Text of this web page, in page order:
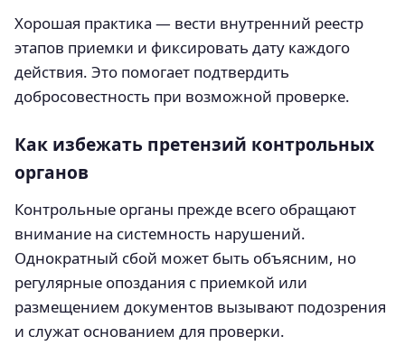
Хорошая практика — вести внутренний реестр
этапов приемки и фиксировать дату каждого
действия. Это помогает подтвердить
добросовестность при возможной проверке.
Как избежать претензий контрольных
органов
Контрольные органы прежде всего обращают
внимание на системность нарушений.
Однократный сбой может быть объясним, но
регулярные опоздания с приемкой или
размещением документов вызывают подозрения
и служат основанием для проверки.